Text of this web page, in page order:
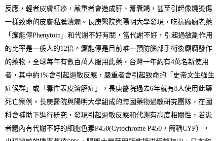
反應，輕者皮膚紅疹，嚴重者會造成肝、腎衰竭，甚至引起像燒燙傷
一樣致命的皮膚黏膜潰爛。 長庚醫院與陽明大學發現，吃抗癲癇老藥
「癲能停Phenytoin 」和代謝不好有關，當代謝不好，引起過敏副作用
的比率是一般人的12倍。 癲能停是目前唯一預防腦部手術後癲癇發作
的藥物，全球每年有數百萬人服用此藥 ，台灣一年約有4萬名新使用
者，其中約1%會引起過敏反應，嚴重者會引起致命的 「史帝文生強生
症候群」或「毒性表皮溶解症」，長庚醫院過去6年就有8人使用此藥
死亡案例。 長庚醫院與陽明大學組成的跨國藥物過敏研究團隊，在國
科會補助下進行研究，發現引起過敏反應和代謝有高度相關性，若患
者體內有代謝不好的細胞色素P450(Cytochrome P450 ，簡稱CYP），